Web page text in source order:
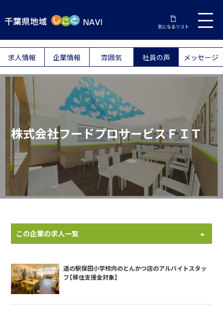
気になるリスト
求人情報 企業情報 雰囲気 社員の声 メッセージ
株式会社フードプロサービスＦＩＴ
この企業の求人一覧
道の駅保田小学校内のとんかつ店のアルバイトスタッ
フ【移住支援金対象】